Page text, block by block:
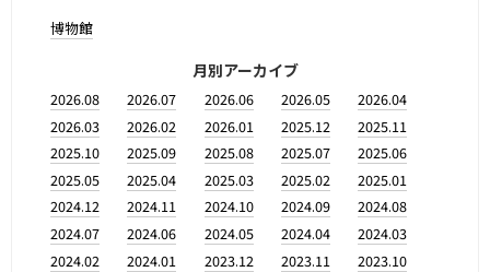
博物館
月別アーカイブ
2026.08 2026.07 2026.06 2026.05
2026.04
2026.03
2026.02 2026.01 2025.12
2025.11
2025.10
2025.09 2025.08 2025.07
2025.06
2025.05
2025.04 2025.03 2025.02
2025.01
2024.12
2024.11 2024.10 2024.09
2024.08
2024.07
2024.06 2024.05 2024.04
2024.03
2024.02
2024.01 2023.12 2023.11
2023.10